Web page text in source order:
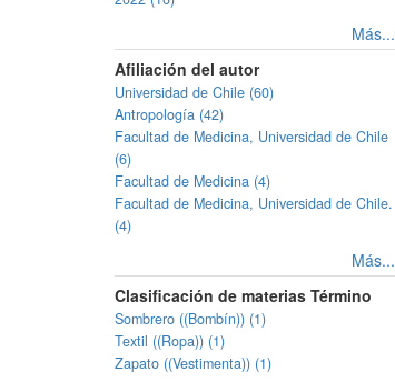
Más...
Afiliación del autor
Universidad de Chile (60)
Antropología (42)
Facultad de Medicina, Universidad de Chile
(6)
Facultad de Medicina (4)
Facultad de Medicina, Universidad de Chile.
(4)
Más...
Clasificación de materias Término
Sombrero ((Bombín)) (1)
Textil ((Ropa)) (1)
Zapato ((Vestimenta)) (1)